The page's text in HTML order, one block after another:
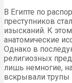
В Египте по
преступников
изысканий. К
анатомические
Однако в
религиозных
лишь немногие,
вскрывали трупы